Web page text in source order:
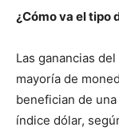
¿Cómo va el tipo
Las ganancias
mayoría de
benefician de
índice dólar,